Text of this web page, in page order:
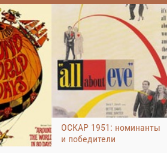
ОСКАР 1951: номинанты
и победители